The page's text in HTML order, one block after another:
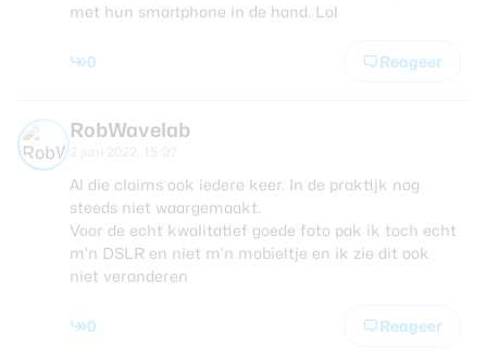
met hun smartphone in de hand. Lol
0 Reageer
RobWavelab
Al die claims ook iedere keer. In de praktijk nog
steeds niet waargemaakt.
Voor de echt kwalitatief goede foto pak ik toch echt
m’n DSLR en niet m’n mobieltje en ik zie dit ook
niet veranderen
0 Reageer